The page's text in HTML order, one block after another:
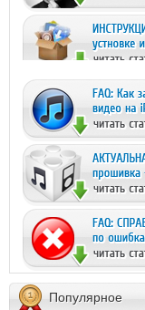
Популярное